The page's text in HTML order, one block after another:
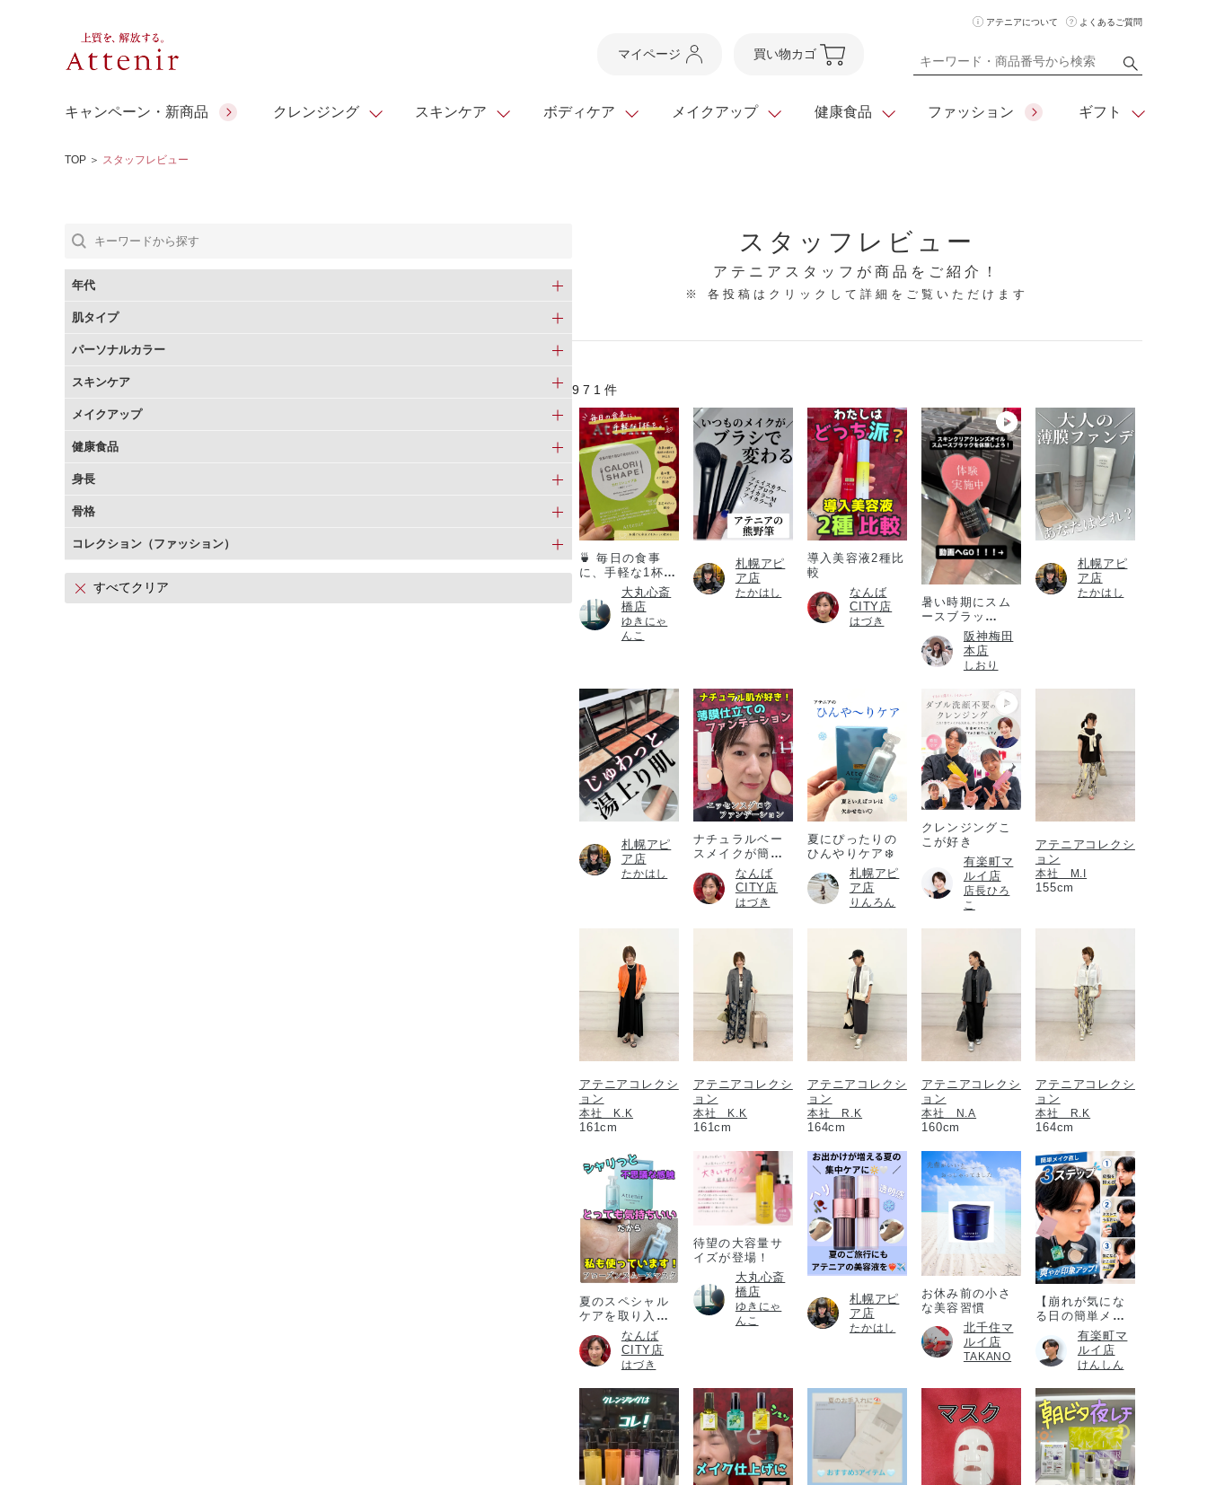
アテニアについて よくあるご質問
マイページ 買い物カゴ
キャンペーン・新商品 クレンジング
お友達紹介サービス
スキンケア
チェックで選ぶ
クレンジング
化粧水
乳液・ジェル・クリーム 美容液・クリーム
ボディケア
アロマリチュアル
＆エイジングケア
ボディケア・ハンドケア
・フレグランス
メイクアップ
Make Look
アイメイク
フェイスカラー
リップメイク メイクグッズ
健康食品
コラーゲン
ル
ビューティシリーズ ダイエットシリーズ
青汁シリーズ ベーシックシリーズ
ヘルスシリーズ 全商品一覧
ファッション ギフト
シーンから選ぶ
スキンクリア クレンズ
オイル 専用ギフト
贈れるeギフト
TOP ＞ スタッフレビュー
年代
肌タイプ
パーソナルカラー
スキンケア
メイクアップ
健康食品
身長
骨格
コレクション（ファッション）
すべてクリア
スタッフレビュー
アテニアスタッフが商品をご紹介！
※ 各投稿はクリックして詳細をご覧いただけます
971件
🍵 毎日の食事
に、手軽な1杯
大丸心斎
橋店
ゆきにゃ
んこ
札幌アピ
ア店
たかはし
導入美容液2種比
較
なんば
CITY店
はづき
暑い時期にスム
ースブラッ
ク！！！阪神梅田
本店
しおり
札幌アピ
ア店
たかはし
札幌アピ
ア店
たかはし
ナチュラルベー
スメイクが簡単
なんば
CITY店
はづき
夏にぴったりの
ひんやりケア❄️
札幌アピ
ア店
りんろん
クレンジングこ
こが好き
有楽町マ
ルイ店
店長ひろ
こ
アテニアコレクシ
ョン
本社 M.I
155cm
アテニアコレクシ
ョン
本社 K.K
161cm
アテニアコレクシ
ョン
本社 K.K
161cm
アテニアコレクシ
ョン
本社 R.K
164cm
アテニアコレクシ
ョン
本社 N.A
160cm
アテニアコレクシ
ョン
本社 R.K
164cm
夏のスペシャル
ケアを取り入れ
たい方必見！
なんば
CITY店
はづき
待望の大容量サ
イズが登場！
大丸心斎
橋店
ゆきにゃ
んこ
札幌アピ
ア店
たかはし
お休み前の小さ
な美容習慣
北千住マ
ルイ店
TAKANO
【崩れが気にな
る日の簡単メイ
ク直し】有楽町マ
ルイ店
けんしん